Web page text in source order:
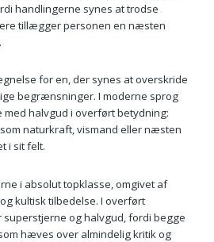
handlingerne synes at trodse
tillægger personen en næsten
for en, der synes at overskride
begrænsninger. I moderne sprog
med halvgud i overført betydning:
naturkraft, vismand eller næsten
i sit felt.
i absolut topklasse, omgivet af
kultisk tilbedelse. I overført
og halvgud, fordi begge
hæves over almindelig kritik og